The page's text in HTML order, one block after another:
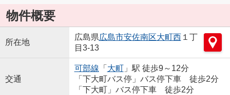
物件概要
所在地
広島県広島市安佐南区大町西１丁
目3-13
交通
可部線 「 大町」駅 徒歩9～12分
「下大町バス停」バス停下車 徒歩2分
「下大町」バス停下車 徒歩2分